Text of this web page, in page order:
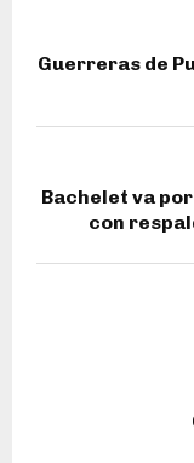
Guerreras de
Bachelet va
con